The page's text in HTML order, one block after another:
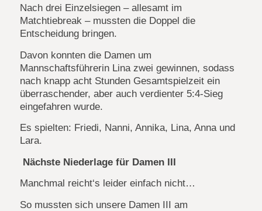
Nach drei Einzelsiegen – allesamt im
Matchtiebreak – mussten die Doppel die
Entscheidung bringen.
Davon konnten die Damen um
Mannschaftsführerin Lina zwei gewinnen, sodass
nach knapp acht Stunden Gesamtspielzeit ein
überraschender, aber auch verdienter 5:4-Sieg
eingefahren wurde.
Es spielten: Friedi, Nanni, Annika, Lina, Anna und
Lara.
Nächste Niederlage für Damen III
Manchmal reicht‘s leider einfach nicht…
So mussten sich unsere Damen III am